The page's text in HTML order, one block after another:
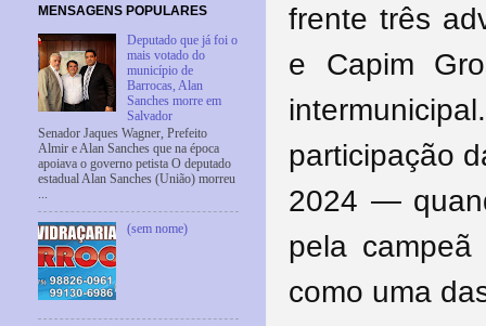
frente três
e Capim
participação
2024 —
pela
como uma
MENSAGENS POPULARES
Deputado que já foi o
mais votado do
município de
Barrocas, Alan
Sanches morre em
Salvador
Senador Jaques Wagner, Prefeito
Almir e Alan Sanches que na época
apoiava o governo petista O deputado
estadual Alan Sanches (União) morreu
...
(sem nome)